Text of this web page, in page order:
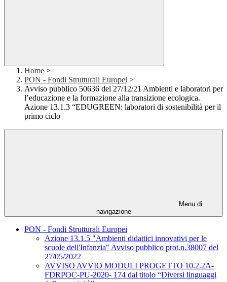
Home >
PON - Fondi Strutturali Europei >
Avviso pubblico 50636 del 27/12/21 Ambienti e laboratori per
l’educazione e la formazione alla transizione ecologica.
Azione 13.1.3 “EDUGREEN: laboratori di sostenibilità per il
primo ciclo
Menu di
navigazione
PON - Fondi Strutturali Europei
Azione 13.1.5 "Ambienti didattici innovativi per le
scuole dell'Infanzia" Avviso pubblico prot.n.38007 del
27/05/2022
AVVISO AVVIO MODULI PROGETTO 10.2.2A-
FDRPOC-PU-2020- 174 dal titolo “Diversi linguaggi